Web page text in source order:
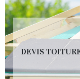
DEVIS